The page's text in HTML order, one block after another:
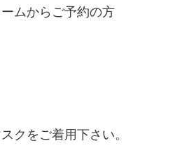
ムからご予約の方
クをご着用下さい。